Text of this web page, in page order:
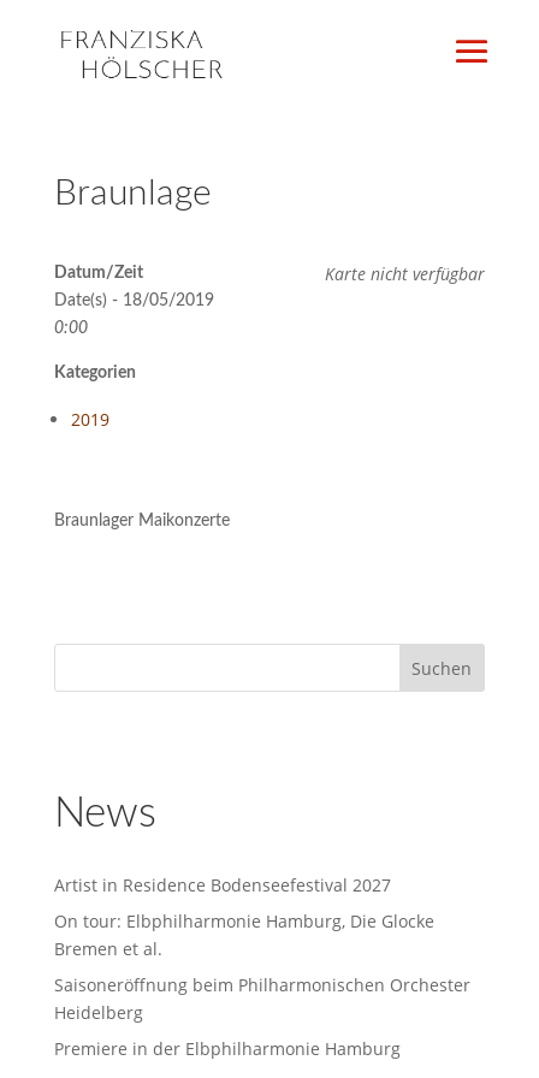
Braunlage
Karte nicht verfügbar
Datum/Zeit
Date(s) - 18/05/2019
0:00
Kategorien
2019
Braunlager Maikonzerte
News
Artist in Residence Bodenseefestival 2027
On tour: Elbphilharmonie Hamburg, Die Glocke
Bremen et al.
Saisoneröffnung beim Philharmonischen Orchester
Heidelberg
Premiere in der Elbphilharmonie Hamburg